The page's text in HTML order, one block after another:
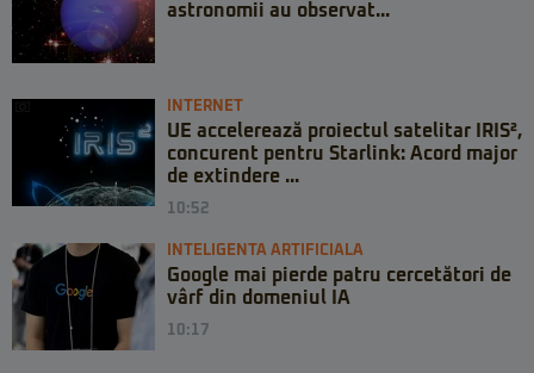
astronomii au observat...
INTERNET
UE accelerează proiectul satelitar IRIS²,
concurent pentru Starlink: Acord major
de extindere ...
10:52
INTELIGENTA ARTIFICIALA
Google mai pierde patru cercetători de
vârf din domeniul IA
10:17